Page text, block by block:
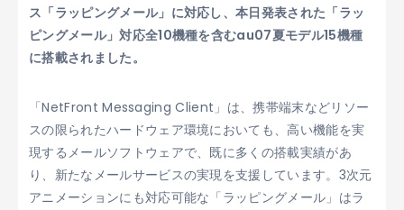
ス「ラッピングメール」に対応し、本日発表された「ラッ
ピングメール」対応全10機種を含むau07夏モデル15機種
に搭載されました。
「NetFront Messaging Client」は、携帯端末などリソー
スの限られたハードウェア環境においても、高い機能を実
現するメールソフトウェアで、既に多くの搭載実績があ
り、新たなメールサービスの実現を支援しています。3次元
アニメーションにも対応可能な「ラッピングメール」はラ